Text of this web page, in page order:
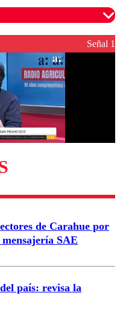
para garantizar un
Enviar comentario
Señal 1
de Carahue por
SAE
país: revisa la